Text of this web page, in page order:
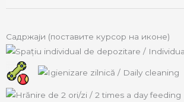
Садржаји (поставите курсор на иконе)